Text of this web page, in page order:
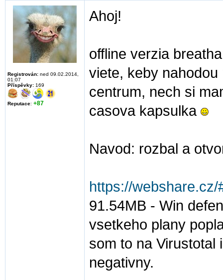
Registrován: ned 09.02.2014,
01:07
Příspěvky: 169
Reputace: +87
Ahoj!
offline verzia
viete, keby
centrum, nech si
casova kapsulka
Navod: rozbal a
https://
91.54MB - Win
vsetkeho plany
som to na Virustotal
negativny.